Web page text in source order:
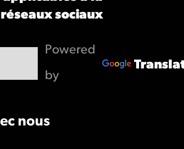
sociaux
Powered
by
nous